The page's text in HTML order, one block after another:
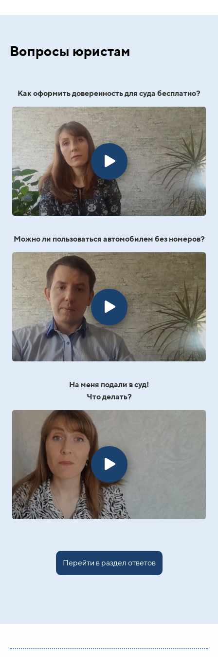
Вопросы юристам
Как оформить доверенность для суда бесплатно?
Можно ли пользоваться автомобилем без номеров?
На меня подали в суд!
Что делать?
Перейти в раздел ответов